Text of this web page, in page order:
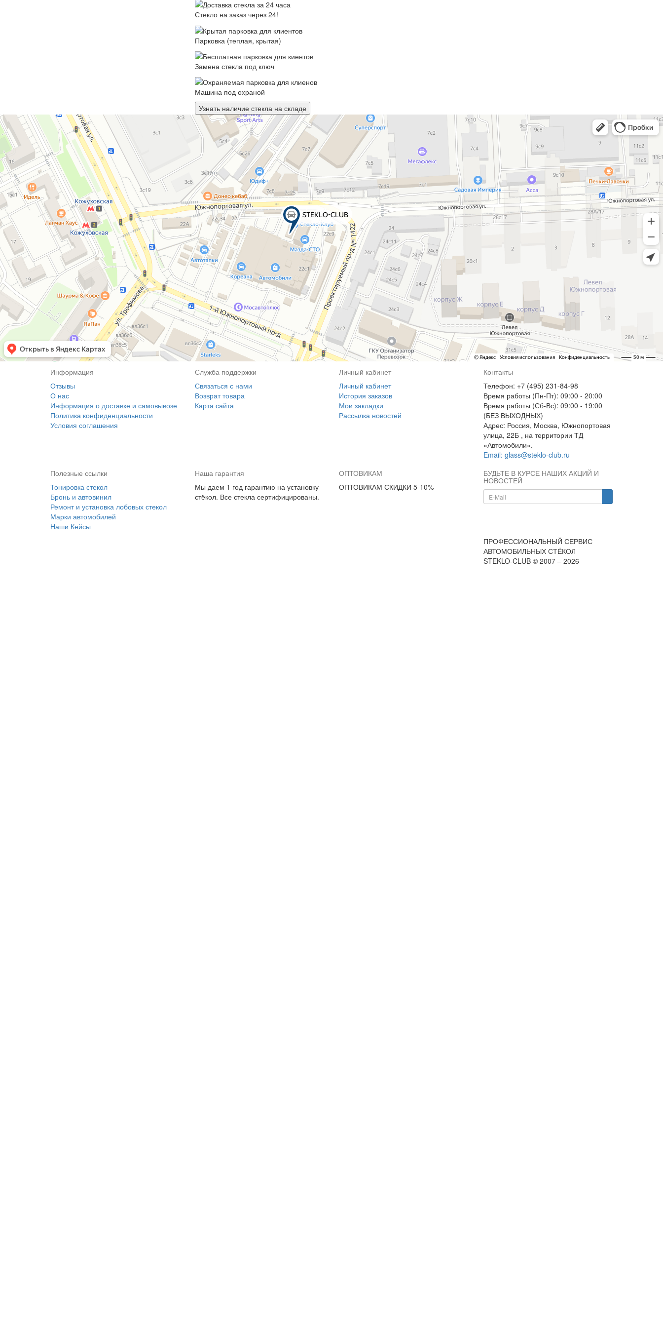
Стекло на заказ через 24!
Парковка (теплая, крытая)
Замена стекла под ключ
Машина под охраной
Узнать наличие стекла на складе
Информация
Отзывы
О нас
Информация о доставке и самовывозе
Политика конфиденциальности
Условия соглашения
Служба поддержки
Связаться с нами
Возврат товара
Карта сайта
Личный кабинет
Личный кабинет
История заказов
Мои закладки
Рассылка новостей
Контакты
Телефон: +7 (495) 231-84-98
Время работы (Пн-Пт): 09:00 - 20:00
Время работы (Сб-Вс): 09:00 - 19:00
(БЕЗ ВЫХОДНЫХ)
Адрес: Россия, Москва, Южнопортовая
улица, 22Б , на территории ТД
«Автомобили».
Email: glass@steklo-club.ru
Полезные ссылки
Тонировка стекол
Бронь и автовинил
Ремонт и установка лобовых стекол
Марки автомобилей
Наши Кейсы
Наша гарантия
Мы даем 1 год гарантию на установку
стёкол. Все стекла сертифицированы.
ОПТОВИКАМ
ОПТОВИКАМ СКИДКИ 5-10%
БУДЬТЕ В КУРСЕ НАШИХ АКЦИЙ И
НОВОСТЕЙ
ПРОФЕССИОНАЛЬНЫЙ СЕРВИС
АВТОМОБИЛЬНЫХ СТЁКОЛ
STEKLO-CLUB © 2007 – 2026